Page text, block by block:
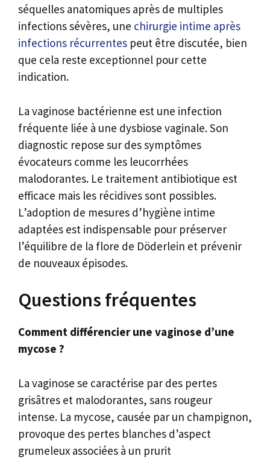
séquelles anatomiques après de multiples
infections sévères, une chirurgie intime après
infections récurrentes peut être discutée, bien
que cela reste exceptionnel pour cette
indication.
La vaginose bactérienne est une infection
fréquente liée à une dysbiose vaginale. Son
diagnostic repose sur des symptômes
évocateurs comme les leucorrhées
malodorantes. Le traitement antibiotique est
efficace mais les récidives sont possibles.
L’adoption de mesures d’hygiène intime
adaptées est indispensable pour préserver
l’équilibre de la flore de Döderlein et prévenir
de nouveaux épisodes.
Questions fréquentes
Comment différencier une vaginose d’une
mycose ?
La vaginose se caractérise par des pertes
grisâtres et malodorantes, sans rougeur
intense. La mycose, causée par un champignon,
provoque des pertes blanches d’aspect
grumeleux associées à un prurit